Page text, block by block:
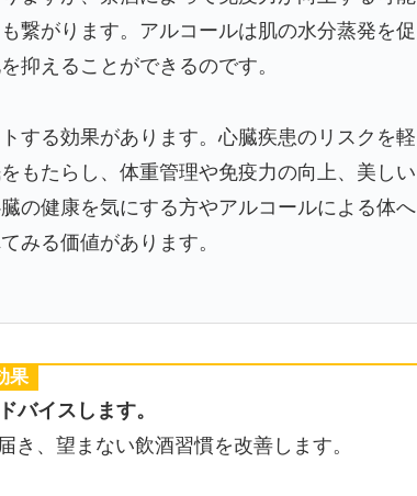
繋がります。アルコールは肌の水分蒸発を促
抑えることができるのです。
する効果があります。心臓疾患のリスクを軽
もたらし、体重管理や免疫力の向上、美しい
の健康を気にする方やアルコールによる体へ
みる価値があります。
果
バイスします。
、望まない飲酒習慣を改善します。